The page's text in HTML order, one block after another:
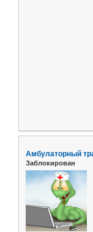
Амбулаторный
Заблокирован